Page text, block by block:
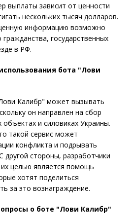
выплаты зависит от ценности
нескольких тысяч долларов.
информацию возможно
гражданства, государственных
в РФ.
бота "Лови
Калибр" может вызывать
он направлен на сбор
и силовиках Украины.
такой сервис может
конфликта и подрывать
другой стороны, разработчики
целью является помощь
хотят поделиться
за это вознаграждение.
о боте "Лови Калибр"